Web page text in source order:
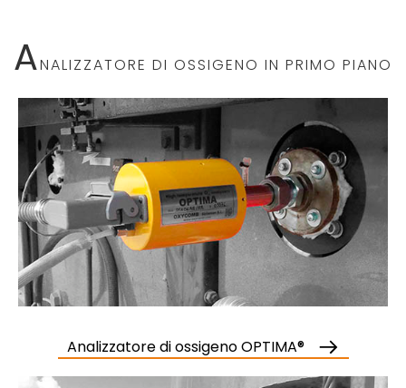
ANALIZZATORE DI OSSIGENO IN PRIMO PIANO
Analizzatore di ossigeno OPTIMA®